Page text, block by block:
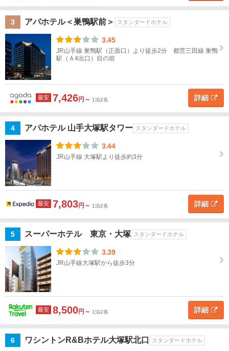
スカ
イツ
リー
新
宿・
高田
馬
場・
谷
袋・
巣
鴨・
目白
巣
鴨・
目白
すべ
て
大
塚・
3 アパホテル＜巣鴨駅前＞ スタンダードホテル
3.45
JR山手線 巣鴨駅（正面口）より徒歩2分 都営三田線 巣鴨
駅（Ａ4出口）目の前
最安 7,426円～ 1泊2名 詳細
4 アパホテル 山手大塚駅タワー スタンダードホテル
3.44
JR山手線 大塚駅より徒歩約3分
最安 7,803円～ 1泊2名 詳細
5 スーパーホテル 東京・大塚 スタンダードホテル
3.39
JR山手線大塚駅から徒歩3分
最安 8,500円～ 1泊2名 詳細
6 ワシントンR&Bホテル大塚駅北口 スタンダードホテル